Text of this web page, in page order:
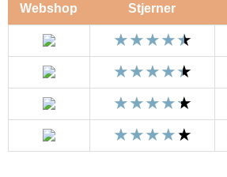
Webshop Stjerner